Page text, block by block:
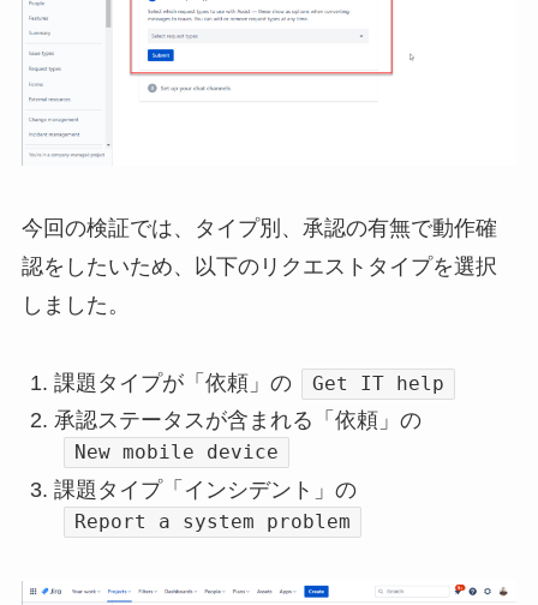
今回の検証では、タイプ別、承認の有無で動作確
認をしたいため、以下のリクエストタイプを選択
しました。
課題タイプが「依頼」の Get IT help
承認ステータスが含まれる「依頼」の
New mobile device
課題タイプ「インシデント」の
Report a system problem